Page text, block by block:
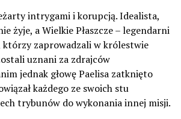
intrygami i korupcją. Idealista,
żyje, a Wielkie Płaszcze – legendarni
zaprowadzali w królestwie
uznani za zdrajców
jednak głowę Paelisa zatknięto
każdego ze swoich stu
trybunów do wykonania innej misji.